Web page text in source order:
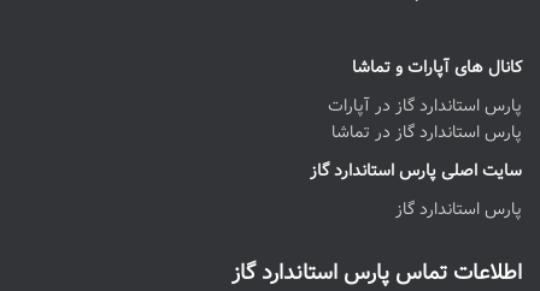
کانال های آپارات و تماشا
پارس استاندارد گاز در آپارات
پارس استاندارد گاز در تماشا
سایت اصلی پارس استاندارد گاز
پارس استاندارد گاز
اطلاعات تماس پارس استاندارد گاز